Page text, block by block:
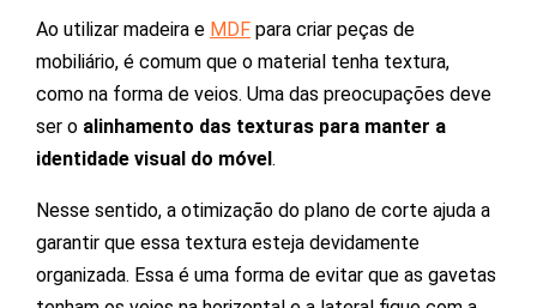
Ao utilizar madeira e MDF para criar peças de
mobiliário, é comum que o material tenha textura,
como na forma de veios. Uma das preocupações deve
ser o alinhamento das texturas para manter a
identidade visual do móvel .
Nesse sentido, a otimização do plano de corte ajuda a
garantir que essa textura esteja devidamente
organizada. Essa é uma forma de evitar que as gavetas